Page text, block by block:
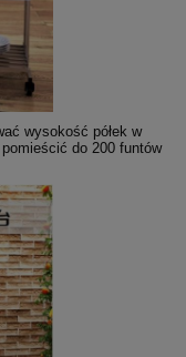
wysokość półek w
do 200 funtów